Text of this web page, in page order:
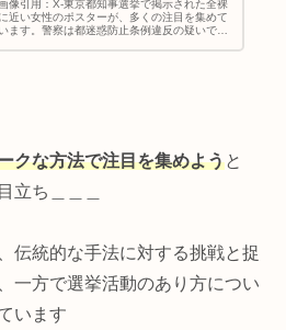
像引用：X-東京都知事選挙で掲示された全裸
に近い女性のポスターが、多くの注目を集めて
います。警察は都迷惑防止条例違反の疑いで警
クな方法で注目を集めようと
立ち＿＿＿
伝統的な手法に対する挑戦と捉
一方で選挙活動のあり方につい
います